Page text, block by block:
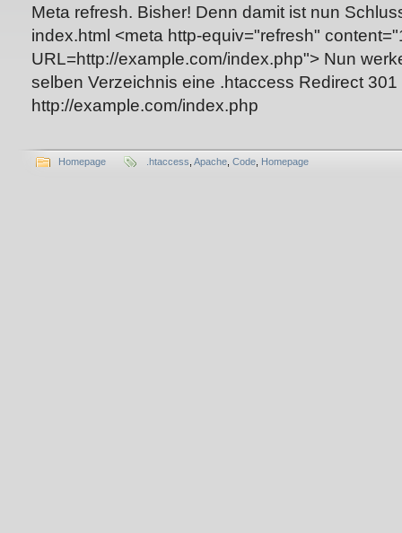
Meta refresh. Bisher! Denn damit ist nun
index.html <meta http-equiv="refresh"
URL=http://example.com/index.php"> Nun
selben Verzeichnis eine .htaccess Redirect 301
http://example.com/index.php
Homepage .htaccess Apache Code Homepage